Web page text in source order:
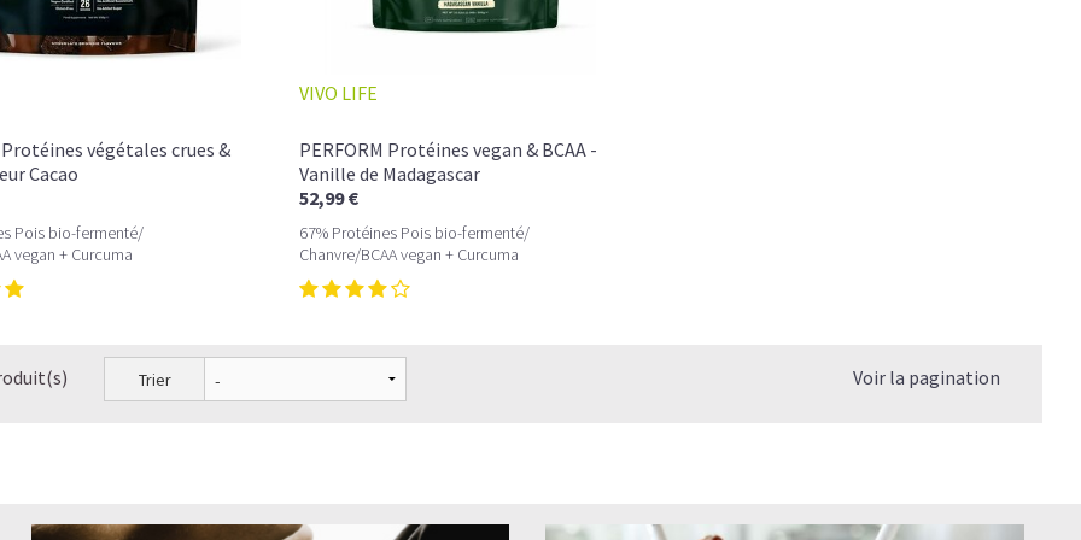
Protéines végétales crues &
Cacao
Pois bio-fermenté/
vegan + Curcuma
VIVO LIFE
PERFORM Protéines vegan & BCAA -
Vanille de Madagascar
52,99 €
67% Protéines Pois bio-fermenté/
Chanvre/BCAA vegan + Curcuma
Trier Voir la pagination